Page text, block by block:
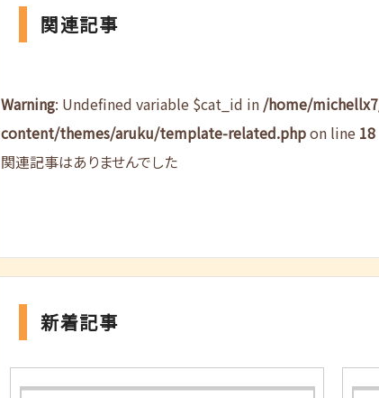
関連記事
Warning: Undefined variable $cat_id in /home/
content/themes/aruku/template-related.phpon line 18
関連記事はありませんでした
新着記事